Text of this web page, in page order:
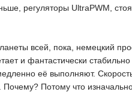
регуляторы UltraPWM,
всей, пока, немецкий
и фантастически
её выполняют.
Почему? Потому что